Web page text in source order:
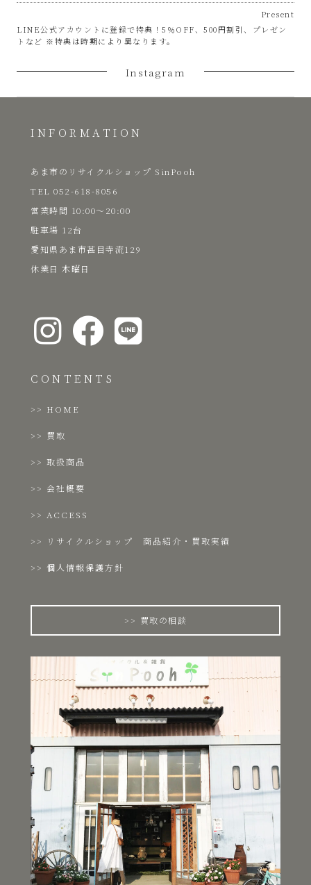
Present
LINE公式アカウントに登録で特典！5％OFF、500円割引、プレゼン
トなど ※特典は時期により異なります。
Instagram
INFORMATION
あま市のリサイクルショップ SinPooh
TEL 052-618-8056
​営業時間 10:00～20:00
駐車場 12台
愛知県あま市甚目寺流129
​休業日 木曜日
CONTENTS
HOME
買取
取扱商品
会社概要
ACCESS
リサイクルショップ 商品紹介・買取実績
個人情報保護方針
買取の相談